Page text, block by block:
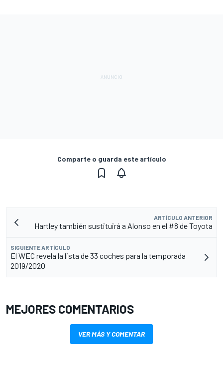
Comparte o guarda este artículo
ARTÍCULO ANTERIOR
Hartley también sustituirá a Alonso en el #8 de Toyota
SIGUIENTE ARTÍCULO
El WEC revela la lista de 33 coches para la temporada
2019/2020
MEJORES COMENTARIOS
VER MÁS Y COMENTAR